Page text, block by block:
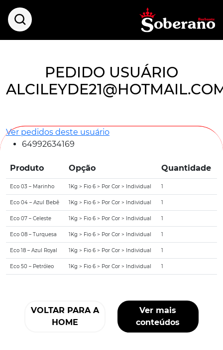
PEDIDO USUÁRIO
Ver pedidos deste usuário
64992634169
Produto Opção Quantidade
Eco 03 – Marinho 1Kg > Fio 6 > Por Cor > Individual 1
Eco 04 – Azul Bebê 1Kg > Fio 6 > Por Cor > Individual 1
Eco 07 – Celeste 1Kg > Fio 6 > Por Cor > Individual 1
Eco 08 – Turquesa 1Kg > Fio 6 > Por Cor > Individual 1
Eco 18 – Azul Royal 1Kg > Fio 6 > Por Cor > Individual 1
Eco 50 – Petróleo 1Kg > Fio 6 > Por Cor > Individual 1
VOLTAR PARA A
HOME
Ver mais
conteúdos